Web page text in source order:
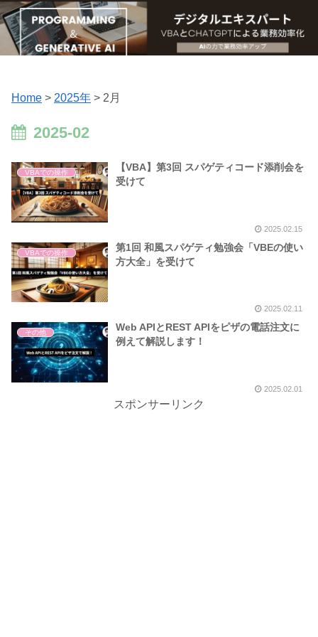
Home > 2025年 > 2月
2025-02
VBAでの操作
【VBA】第3回 スパゲティコード添削会を
受けて
2025.02.15
VBAでの操作
第1回 和風スパゲティ勉強会「VBEの使い
方大全」を受けて
2025.02.11
その他
Web APIとREST APIをピザの電話注文に
例えて解説します！
2025.02.01
スポンサーリンク